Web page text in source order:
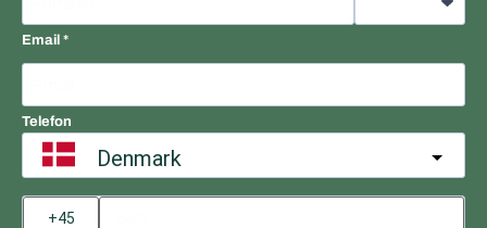
Email
Telefon
Denmark